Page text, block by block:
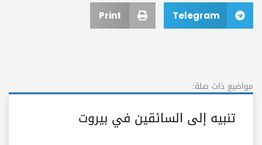
Telegram
Print
مواضيع ذات صلة:
تنبيه إلى السائقين في بيروت